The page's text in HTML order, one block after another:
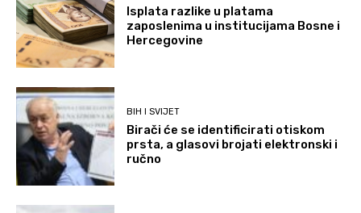
Isplata razlike u platama
zaposlenima u institucijama Bosne i
Hercegovine
BIH I SVIJET
Birači će se identificirati otiskom
prsta, a glasovi brojati elektronski i
ručno